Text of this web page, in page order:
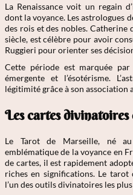
La Renaissance voit un regain
dont la voyance. Les astrologues
des rois et des nobles. Catherine
siècle, est célèbre pour avoir
Ruggieri pour orienter ses
Cette période est marquée
émergente et l’ésotérisme.
légitimité grâce à son association
Les cartes
Le Tarot de Marseille, né
emblématique de la voyance en
de cartes, il est rapidement
riches en significations. Le
l’un des outils divinatoires les